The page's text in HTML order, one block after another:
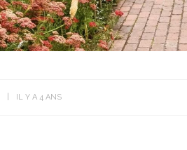
IL Y A 4 ANS